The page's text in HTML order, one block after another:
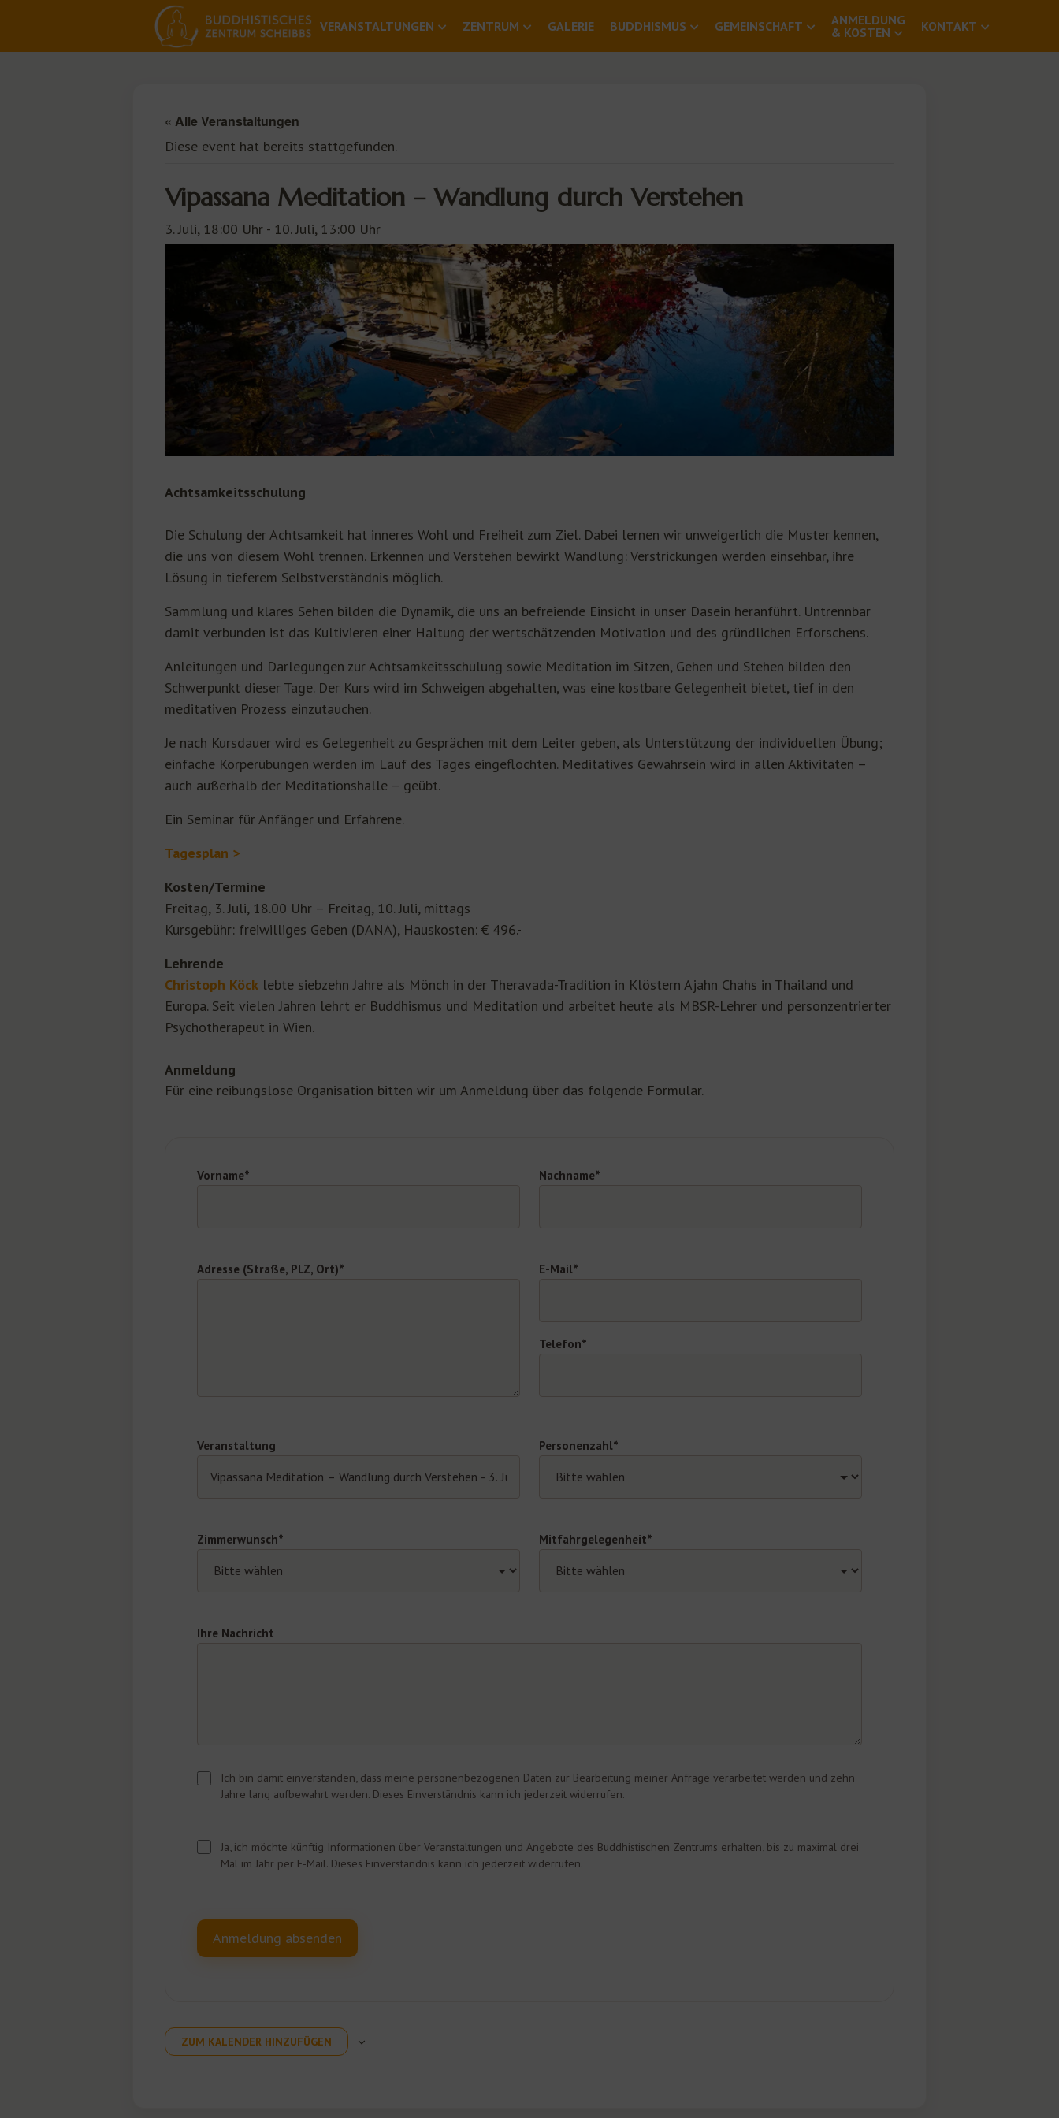
VERANSTALTUNGEN ZENTRUM GALERIE BUDDHISMUS GEMEINSCHAFT
ANMELDUNG
& KOSTEN
KONTAKT
« Alle Veranstaltungen
Diese event hat bereits stattgefunden.
Vipassana Meditation – Wandlung durch Verstehen
3. Juli, 18:00 Uhr - 10. Juli, 13:00 Uhr
Achtsamkeitsschulung
Die Schulung der Achtsamkeit hat inneres Wohl und Freiheit zum Ziel. Dabei lernen wir unweigerlich die Muster kennen,
die uns von diesem Wohl trennen. Erkennen und Verstehen bewirkt Wandlung: Verstrickungen werden einsehbar, ihre
Lösung in tieferem Selbstverständnis möglich.
Sammlung und klares Sehen bilden die Dynamik, die uns an befreiende Einsicht in unser Dasein heranführt. Untrennbar
damit verbunden ist das Kultivieren einer Haltung der wertschätzenden Motivation und des gründlichen Erforschens.
Anleitungen und Darlegungen zur Achtsamkeitsschulung sowie Meditation im Sitzen, Gehen und Stehen bilden den
Schwerpunkt dieser Tage. Der Kurs wird im Schweigen abgehalten, was eine kostbare Gelegenheit bietet, tief in den
meditativen Prozess einzutauchen.
Je nach Kursdauer wird es Gelegenheit zu Gesprächen mit dem Leiter geben, als Unterstützung der individuellen Übung;
einfache Körperübungen werden im Lauf des Tages eingeflochten. Meditatives Gewahrsein wird in allen Aktivitäten –
auch außerhalb der Meditationshalle – geübt.
Ein Seminar für Anfänger und Erfahrene.
Tagesplan >
Kosten/Termine
Freitag, 3. Juli, 18.00 Uhr – Freitag, 10. Juli, mittags
Kursgebühr: freiwilliges Geben (DANA), Hauskosten: € 496.-
Lehrende
Christoph Köck lebte siebzehn Jahre als Mönch in der Theravada-Tradition in Klöstern Ajahn Chahs in Thailand und
Europa. Seit vielen Jahren lehrt er Buddhismus und Meditation und arbeitet heute als MBSR-Lehrer und personzentrierter
Psychotherapeut in Wien.
Anmeldung
Für eine reibungslose Organisation bitten wir um Anmeldung über das folgende Formular.
Vorname* Nachname*
Adresse (Straße, PLZ, Ort)* E-Mail*
Telefon*
Veranstaltung Personenzahl*
Zimmerwunsch* Mitfahrgelegenheit*
Ihre Nachricht
Ich bin damit einverstanden, dass meine personenbezogenen Daten zur Bearbeitung meiner Anfrage verarbeitet werden und zehn
Jahre lang aufbewahrt werden. Dieses Einverständnis kann ich jederzeit widerrufen.
Ja, ich möchte künftig Informationen über Veranstaltungen und Angebote des Buddhistischen Zentrums erhalten, bis zu maximal drei
Mal im Jahr per E-Mail. Dieses Einverständnis kann ich jederzeit widerrufen.
ZUM KALENDER HINZUFÜGEN